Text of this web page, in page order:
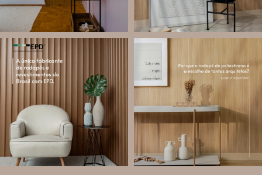
Você sabe o que é EPD?
A Declaração Ambiental de Produto
(Environmental Product Declaration) é
um documento internacional que
Jul 21
35 1
Os rodapés de poliestireno
conquistaram espaço na arquitetura
porque unem estética, praticidade e
desempenho em um único produto.
Diferente